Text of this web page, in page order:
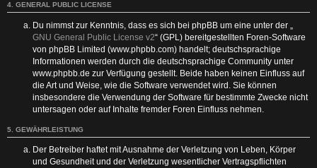
4. GENERAL PUBLIC LICENSE
Du nimmst zur Kenntnis, dass es sich bei phpBB um eine unter der „
GNU General Public License v2“ (GPL) bereitgestellten Foren-Software
von phpBB Limited (www.phpbb.com) handelt; deutschsprachige
Informationen werden durch die deutschsprachige Community unter
www.phpbb.de zur Verfügung gestellt. Beide haben keinen Einfluss auf
die Art und Weise, wie die Software verwendet wird. Sie können
insbesondere die Verwendung der Software für bestimmte Zwecke nicht
untersagen oder auf Inhalte fremder Foren Einfluss nehmen.
5. GEWÄHRLEISTUNG
Der Betreiber haftet mit Ausnahme der Verletzung von Leben, Körper
und Gesundheit und der Verletzung wesentlicher Vertragspflichten